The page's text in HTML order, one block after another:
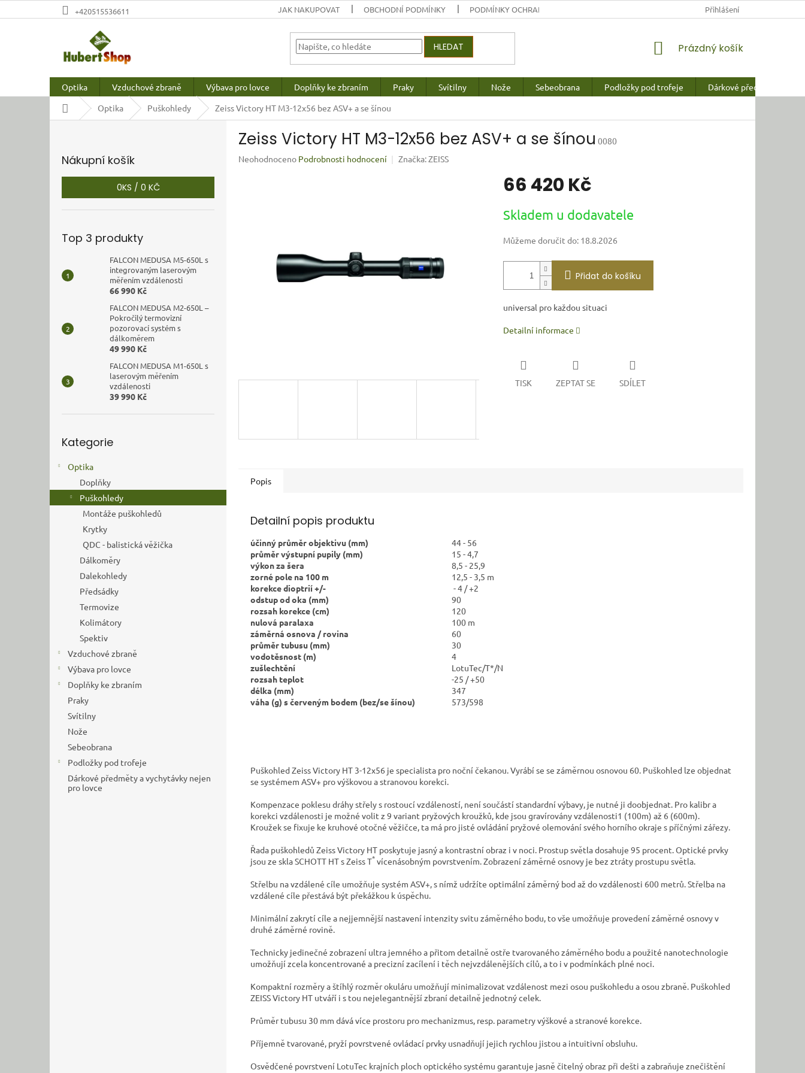
na
+420515536611 JAK NAKUPOVAT OBCHODNÍ PODMÍNKY PODMÍNKY OCHRANY OSOBNÍCH ÚDAJŮ Přihlášení
HLEDAT
NÁKUPNÍ
Prázdný košík
Optika Vzduchové zbraně Výbava pro lovce Doplňky ke zbraním Praky Svítilny Nože Sebeobrana Podložky pod trofeje
Dárkové předměty a
Domů
Optika Puškohledy Zeiss Victory HT M3-12x56 bez ASV+ a se šínou
Nákupní košík
0KS / 0 KČ
Top 3 produkty
FALCON MEDUSA M5-650L s
integrovaným laserovým
měřením vzdálenosti
66 990 Kč
FALCON MEDUSA M2-650L –
Pokročilý termovizní
pozorovací systém s
dálkoměrem
49 990 Kč
FALCON MEDUSA M1-650L s
laserovým měřením
vzdálenosti
39 990 Kč
kategorie
Kategorie
Optika
Doplňky
Puškohledy
Montáže puškohledů
Krytky
QDC - balistická věžička
Dálkoměry
Dalekohledy
Předsádky
Termovize
Kolimátory
Spektiv
Vzduchové zbraně
Výbava pro lovce
Doplňky ke zbraním
Praky
Svítilny
Nože
Sebeobrana
Podložky pod trofeje
Dárkové předměty a vychytávky nejen
pro lovce
Zeiss Victory HT M3-12x56 bez ASV+ a se šínou 0080
Průměrné
Neohodnoceno Podrobnosti hodnocení Značka:ZEISS
66 420 Kč
cena:
Skladem u dodavatele
Můžeme doručit do: 18.8.2026
Přidat do košíku
universal pro každou situaci
Detailní informace
TISK ZEPTAT SE SDÍLET
Popis
Detailní popis produktu
účinný průměr objektivu (mm)
44 - 56
průměr výstupní pupily (mm)
15 - 4,7
výkon za šera
8,5 - 25,9
zorné pole na 100 m
12,5 - 3,5 m
korekce dioptrií +/-
- 4 / +2
odstup od oka (mm)
90
rozsah korekce (cm)
120
nulová paralaxa
100 m
záměrná osnova / rovina
60
průměr tubusu (mm)
30
vodotěsnost (m)
4
zušlechtění
LotuTec/T*/N
rozsah teplot
-25 / +50
délka (mm)
347
váha (g) s červeným bodem (bez/se šínou) 573/598
Puškohled Zeiss Victory HT 3-12x56 je specialista pro noční čekanou. Vyrábí se se záměrnou osnovou 60. Puškohled lze objednat
se systémem ASV+ pro výškovou a stranovou korekci.
Kompenzace poklesu dráhy střely s rostoucí vzdáleností, není součástí standardní výbavy, je nutné ji doobjednat. Pro kalibr a
korekci vzdálenosti je možné volit z 9 variant pryžových kroužků, kde jsou gravírovány vzdálenosti1 (100m) až 6 (600m).
Kroužek se fixuje ke kruhové otočné věžičce, ta má pro jisté ovládání pryžové olemování svého horního okraje s příčnými zářezy.
Řada puškohledů Zeiss Victory HT poskytuje jasný a kontrastní obraz i v noci. Prostup světla dosahuje 95 procent. Optické prvky
jsou ze skla SCHOTT HT s Zeiss T*vícenásobným povrstvením. Zobrazení záměrné osnovy je bez ztráty prostupu světla.
Střelbu na vzdálené cíle umožňuje systém ASV+, s nímž udržíte optimální záměrný bod až do vzdálenosti 600 metrů. Střelba na
vzdálené cíle přestává být překážkou k úspěchu.
Minimální zakrytí cíle a nejjemnější nastavení intenzity svitu záměrného bodu, to vše umožňuje provedení záměrné osnovy v
druhé záměrné rovině.
Technicky jedinečné zobrazení ultra jemného a přitom detailně ostře tvarovaného záměrného bodu a použité nanotechnologie
umožňují zcela koncentrované a precizní zacílení i těch nejvzdálenějších cílů, a to i v podmínkách plné noci.
Kompaktní rozměry a štíhlý rozměr okuláru umožňují minimalizovat vzdálenost mezi osou puškohledu a osou zbraně. Puškohled
ZEISS Victory HT utváří i s tou nejelegantnější zbraní detailně jednotný celek.
Průměr tubusu 30 mm dává více prostoru pro mechanizmus, resp. parametry výškové a stranové korekce.
Příjemně tvarované, pryží povrstvené ovládací prvky usnadňují jejich rychlou jistou a intuitivní obsluhu.
Osvědčené povrstvení LotuTec krajních ploch optického systému garantuje jasně čitelný obraz při dešti a zabraňuje znečištění